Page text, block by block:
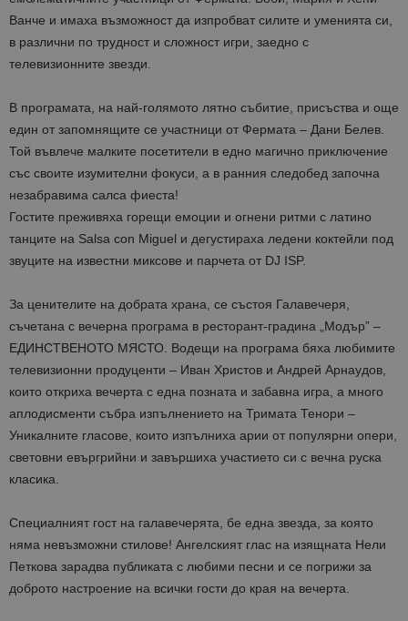
Ванче и имаха възможност да изпробват силите и уменията си,
в различни по трудност и сложност игри, заедно с
телевизионните звезди.
В програмата, на най-голямото лятно събитие, присъства и още
един от запомнящите се участници от Фермата – Дани Белев.
Той въвлече малките посетители в едно магично приключение
със своите изумителни фокуси, а в ранния следобед започна
незабравима салса фиеста!
Гостите преживяха горещи емоции и огнени ритми с латино
танците на Salsa con Miguel и дегустираха ледени коктейли под
звуците на известни миксове и парчета от DJ ISP.
За ценителите на добрата храна, се състоя Галавечеря,
съчетана с вечерна програма в ресторант-градина „Модър” –
ЕДИНСТВЕНОТО МЯСТО. Водещи на програма бяха любимите
телевизионни продуценти – Иван Христов и Андрей Арнаудов,
които откриха вечерта с една позната и забавна игра, а много
аплодисменти събра изпълнението на Тримата Тенори –
Уникалните гласове, които изпълниха арии от популярни опери,
световни евъргрийни и завършиха участието си с вечна руска
класика.
Специалният гост на галавечерята, бе една звезда, за която
няма невъзможни стилове! Ангелският глас на изящната Нели
Петкова зарадва публиката с любими песни и се погрижи за
доброто настроение на всички гости до края на вечерта.